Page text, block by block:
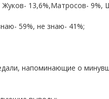
Жуков- 13,6%,Матросов- 9%,
59%, не знаю- 41%;
напоминающие о